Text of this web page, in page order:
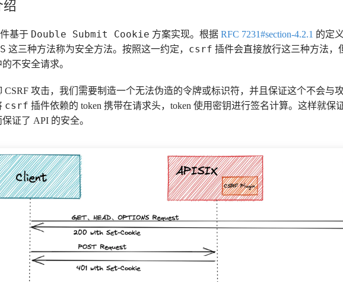
绍
基于 Double Submit Cookie 方案实现。根据 RFC 7231#section-4.2.1 的定
这三种方法称为安全方法。按照这一约定， csrf 插件会直接放行这三种方法，
不安全请求。
CSRF 攻击，我们需要制造一个无法伪造的令牌或标识符，并且保证这个不会与
csrf 插件依赖的 token 携带在请求头，token 使用密钥进行签名计算。这样就保
证了 API 的安全。